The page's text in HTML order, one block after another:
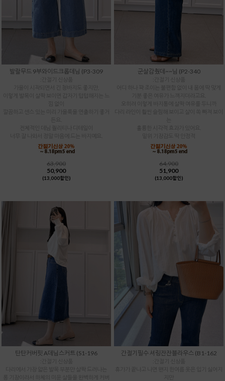
발랄무드 9부와이드크롭데님 (P3-309
:간절기 신상품
가을이 시작되면서 긴 청바지도 좋지만,
낌 없이
깔끔하고 센스 있는 미리 가을룩을 연출하기 좋거
전체적인 데님 퀄리티나 디테일이
63,900
50,900
(13,000할인)
군살감췄데~~님 (P2-340
:간절기 신상품
어디 하나 꽉 조이는 불편함 없이 내 몸에 딱 맞게
기분 좋은 여유가 느껴지더라고요.
오히려 이렇게 바지통에 살짝 여유를 두니까
훌륭한 시각적 효과가 있어요.
64,900
51,900
(13,000할인)
탄탄커버핏 A데님스커트 (S1-196
:간절기 신상품
다리에서 가장 얇은 발목 부분만 살짝 드러나는
롱 기장이라서 하체의 미운 살들을 완벽하게 커버
간절기필수 셔링잔잔블라우스 (B1-162
:간절기 신상품
휴가가 끝나고 나면 왠지 한여름 옷은 입기 싫어지